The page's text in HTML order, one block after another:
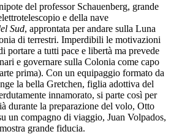
del professor Schauenberg, grande
e della nave
Sud, approntata per andare sulla Luna
di terrestri. Imperdibili le motivazioni
portare a tutti pace e libertà ma prevede
e governare sulla Colonia come capo
prima). Con un equipaggio formato da
la bella Gretchen, figlia adottiva del
innamorato, si parte così per
durante la preparazione del volo, Otto
un compagno di viaggio, Juan Volpados,
grande fiducia.